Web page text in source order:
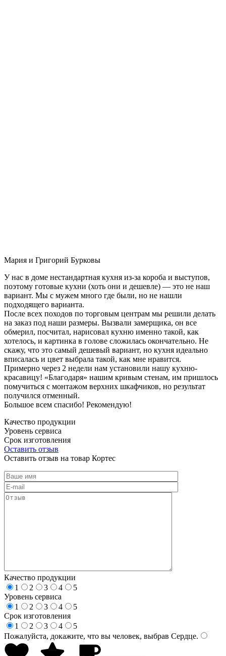
Мария и Григорий Бурковы
У нас в доме нестандартная кухня из-за короба и выступов,
поэтому готовые кухни (хоть они и дешевле) — это не наш
вариант. Мы с мужем много где были, но не нашли
подходящего варианта.
После всех походов по торговым центрам мы решили делать
на заказ под наши размеры. Вызвали замерщика, он все
обмерил, посчитал, нарисовал кухню именно такой, как
хотелось, и картинка в голове сложилась окончательно. Не
скажу, что это самый дешевый вариант, но кухня идеально
вписалась и цвет выбрала такой, как мне нравится.
Примерно через 2 недели нам установили нашу кухню-
красавицу! «Благодаря» нашим кривым стенам, им пришлось
помучиться с монтажом верхних шкафчиков, но результат
получился отменный.
Большое всем спасибо! Рекомендую!
Качество продукции
Уровень сервиса
Срок изготовления
Оставить отзыв
Оставить отзыв на товар Кортес
Качество продукции
1
2 3 4
5
Уровень сервиса
1
2 3 4
5
Срок изготовления
1
2 3 4
5
Пожалуйста, докажите, что вы человек, выбрав Сердце.